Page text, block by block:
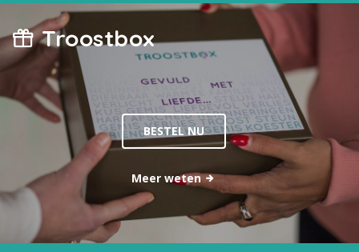
Troostbox
BESTEL NU
Meer weten